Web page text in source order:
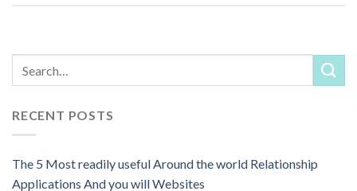
RECENT POSTS
The 5 Most readily useful Around the world Relationship
Applications And you will Websites